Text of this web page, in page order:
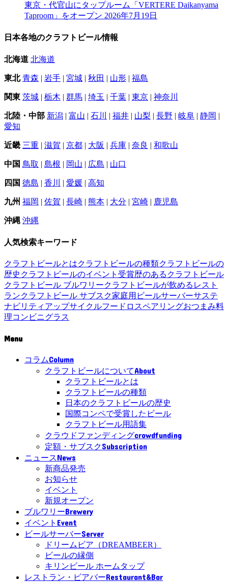
東京・代官山にタップルーム「VERTERE Daikanyama
Taproom」をオープン 2026年7月19日
日本各地のクラフトビール情報
北海道 北海道
東北 青森 | 岩手 | 宮城 | 秋田 | 山形 | 福島
関東 茨城 | 栃木 | 群馬 | 埼玉 | 千葉 | 東京 | 神奈川
北陸・中部 新潟 | 富山 | 石川 | 福井 | 山梨 | 長野 | 岐阜 | 静岡 |
愛知
近畿 三重 | 滋賀 | 京都 | 大阪 | 兵庫 | 奈良 | 和歌山
中国 鳥取 | 島根 | 岡山 | 広島 | 山口
四国 徳島 | 香川 | 愛媛 | 高知
九州 福岡 | 佐賀 | 長崎 | 熊本 | 大分 | 宮崎 | 鹿児島
沖縄 沖縄
人気検索キーワード
クラフトビールとはクラフトビールの種類クラフトビールの
歴史 クラフトビールのイベント 受賞歴のあるクラフトビール
クラフトビール ブルワリークラフトビールが飲めるレスト
ランクラフトビール サブスク家庭用ビールサーバーサステ
ナビリティ アップサイクルフードロスペアリングおつまみ料
理コンビニグラス
Menu
コラムColumn
クラフトビールについてAbout
クラフトビールとは
クラフトビールの種類
日本のクラフトビールの歴史
国際コンペで受賞したビール
クラフトビール用語集
クラウドファンディングcrowdfunding
定額・サブスクSubscription
ニュースNews
新商品発売
お知らせ
イベント
新規オープン
ブルワリーBrewery
イベント Event
ビールサーバーServer
ドリームビア（DREAMBEER）
ビールの縁側
キリンビール ホームタップ
レストラン・ビアバーRestaurant&Bar